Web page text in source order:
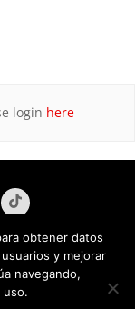
login here
obtener datos
y mejorar
navegando,
uso.